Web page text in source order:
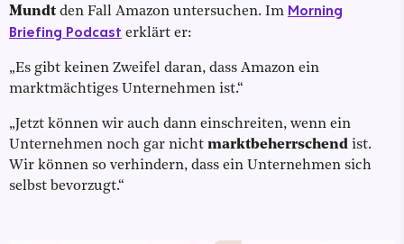
Mundt den Fall Amazon untersuchen. Im Morning
Briefing Podcast erklärt er:
„Es gibt keinen Zweifel daran, dass Amazon ein
marktmächtiges Unternehmen ist.“
„Jetzt können wir auch dann einschreiten, wenn ein
Unternehmen noch gar nicht marktbeherrschend ist.
Wir können so verhindern, dass ein Unternehmen sich
selbst bevorzugt.“